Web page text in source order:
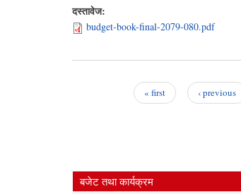
दस्तावेज:
budget-book-final-2079-080.pdf
« first ‹ previous
बजेट तथा कार्यक्रम